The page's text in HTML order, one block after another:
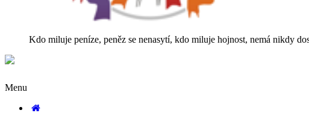
Kdo miluje peníze, peněz se nenasytí, kdo miluje hojnost, nemá nikdy
Menu